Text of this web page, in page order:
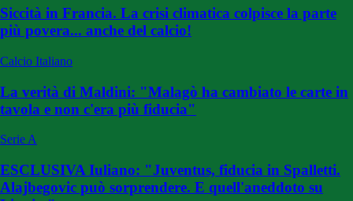
Siccità in Francia. La crisi climatica colpisce la parte
più povera... anche del calcio!
Calcio Italiano
La verità di Maldini: "Malagò ha cambiato le carte in
tavola e non c'era più fiducia"
Serie A
ESCLUSIVA Iuliano: "Juventus, fiducia in Spalletti.
Alajbegovic può sorprendere. E quell'aneddoto su